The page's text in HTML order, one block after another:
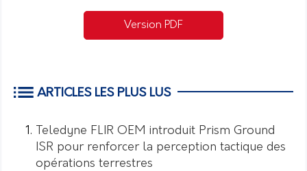
Version PDF
ARTICLES LES PLUS LUS
Teledyne FLIR OEM introduit Prism Ground
ISR pour renforcer la perception tactique des
opérations terrestres